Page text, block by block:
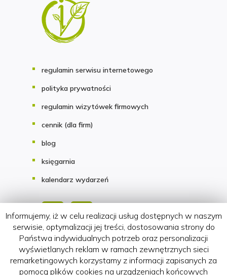
regulamin serwisu internetowego
polityka prywatności
regulamin wizytówek firmowych
cennik (dla firm)
blog
księgarnia
kalendarz wydarzeń
Copyright 2018-2026 HATTERIA.PL
Informujemy, iż w celu realizacji usług dostępnych w naszym
serwisie, optymalizacji jej treści, dostosowania strony do
Państwa indywidualnych potrzeb oraz personalizacji
wyświetlanych reklam w ramach zewnętrznych sieci
remarketingowych korzystamy z informacji zapisanych za
pomocą plików cookies na urządzeniach końcowych